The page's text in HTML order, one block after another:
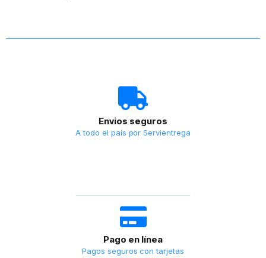
Envios seguros
A todo el país por Servientrega
Pago en línea
Pagos seguros con tarjetas